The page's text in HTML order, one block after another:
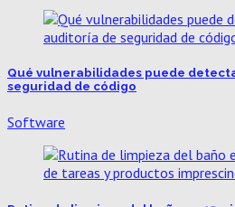
Qué vulnerabilidades puede
seguridad de código
Software